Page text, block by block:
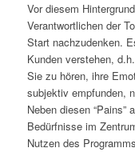
Vor diesem
Verantwortlichen der
Start nachzudenken.
Kunden verstehen,
Sie zu hören, ihre
subjektiv empfunden,
Neben diesen “Pains”
Bedürfnisse im
Nutzen des